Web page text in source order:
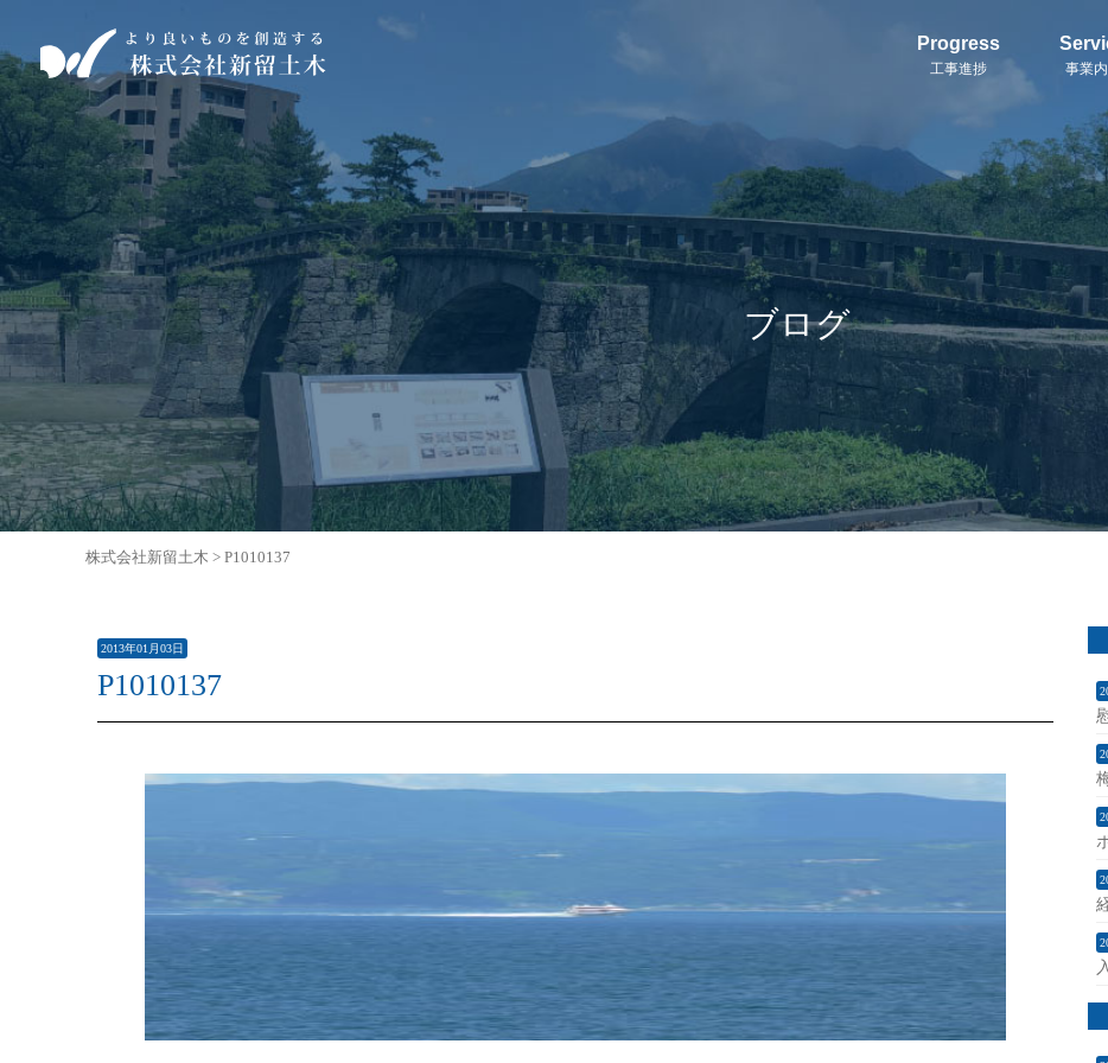
Progress
工事進捗 事業
ブログ
株式会社新留土木 >P1010137
2013年01月03日
P1010137